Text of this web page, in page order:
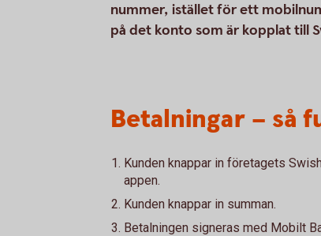
nummer, istället för ett
på det konto som är kopplat till
Betalningar – så
Kunden knappar in företagets
appen.
Kunden knappar in summan.
Betalningen signeras med Mobilt